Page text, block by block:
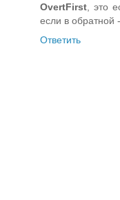
OvertFirst , это
если в обратной
Ответить